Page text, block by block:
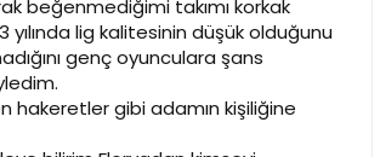
beğenmediğimi takımı korkak
yılında lig kalitesinin düşük olduğunu
genç oyunculara şans
hakeretler gibi adamın kişiliğine